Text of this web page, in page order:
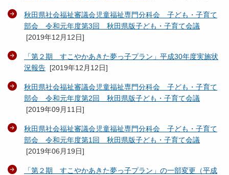
秋田県社会福祉審議会児童福祉専門分科会 子ども・子育て
部会 令和元年度第3回 秋田県版子ども・子育て会議
[2019年12月12日]
「第２期 すこやかあきた夢っ子プラン」平成30年度実施状
況報告 [2019年12月12日]
秋田県社会福祉審議会児童福祉専門分科会 子ども・子育て
部会 令和元年度第2回 秋田県版子ども・子育て会議
[2019年09月11日]
秋田県社会福祉審議会児童福祉専門分科会 子ども・子育て
部会 令和元年度第1回 秋田県版子ども・子育て会議
[2019年06月19日]
「第２期 すこやかあきた夢っ子プラン」の一部変更（平成